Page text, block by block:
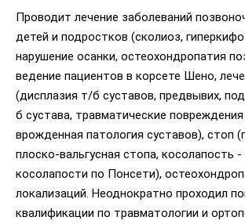
Проводит лечение заболеваний
детей и подростков (сколиоз,
нарушение осанки, остеохондропатия
ведение пациентов в корсете Шено,
(дисплазия т/б суставов, предвывих,
б сустава, травматические
врожденная патология суставов), стоп
плоско-вальгусная стопа, косолапость -
косолапости по Понсети),
локализаций. Неоднократно проходил
квалификации по травматологии и